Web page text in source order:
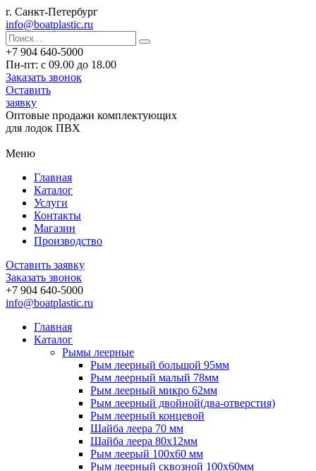
г. Санкт-Петербург
info@boatplastic.ru
+7 904 640-5000
Пн-пт: с 09.00 до 18.00
Заказать звонок
Оставить
заявку
Оптовые продажи комплектующих
для лодок ПВХ
Меню
Главная
Каталог
Услуги
Контакты
Магазин
Производство
Оставить заявку
Заказать звонок
+7 904 640-5000
info@boatplastic.ru
Главная
Каталог
Рымы леерные
Рым леерный большой 95мм
Рым леерный малый 78мм
Рым леерный микро 62мм
Рым леерный двойной(два-отверстия)
Рым леерный концевой
Шайба леера 70 мм
Шайба леера 80х12мм
Рым леерый 100х60 мм
Рым леерный сквозной 100х60мм